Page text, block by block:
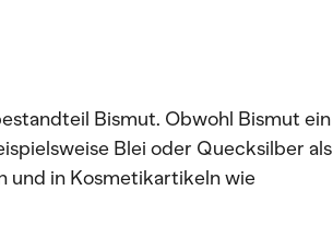
Bismut. Obwohl Bismut ein
Blei oder Quecksilber als
und in Kosmetikartikeln wie